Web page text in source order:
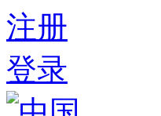
注册
登录